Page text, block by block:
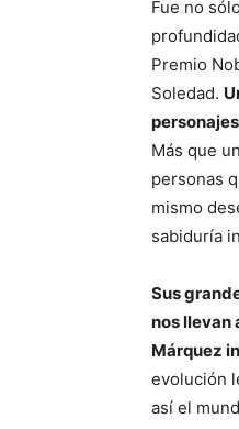
Fue no
Premio
Soledad.
Más que
personas
mismo
sabiduría
Sus
nos llevan
Márquez
evolución
así el